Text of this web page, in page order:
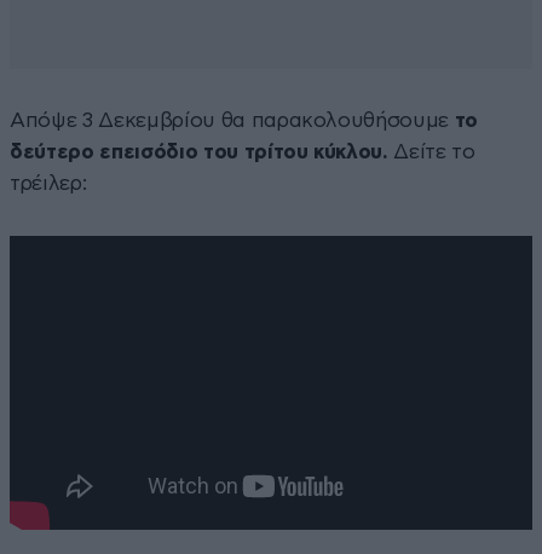
Απόψε 3 Δεκεμβρίου θα παρακολουθήσουμε το
δεύτερο επεισόδιο του τρίτου κύκλου. Δείτε το
τρέιλερ: